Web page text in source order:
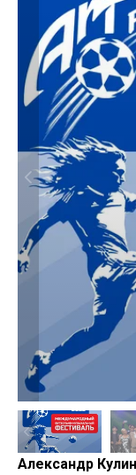
Александр